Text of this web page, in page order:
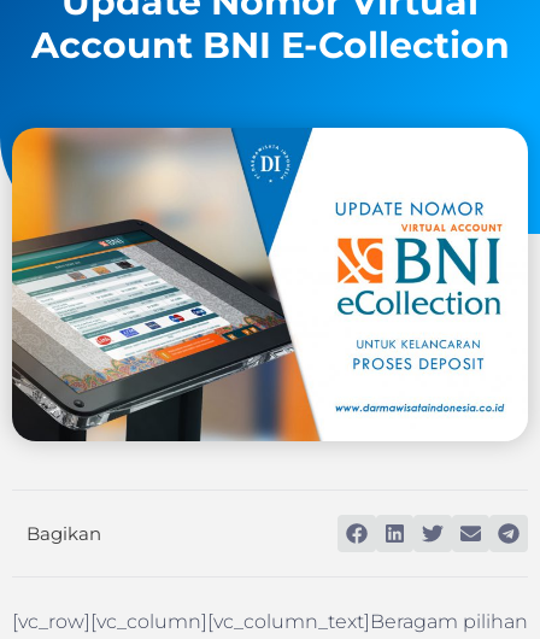
Account BNI E-Collection
Bagikan
[vc_row][vc_column][vc_column_text]Beragam pilihan